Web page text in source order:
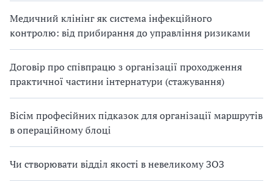
Медичний клінінг як система інфекційного
контролю: від прибирання до управління ризиками
Договір про співпрацю з організації проходження
практичної частини інтернатури (стажування)
Вісім професійних підказок для організації маршрутів
в операційному блоці
Чи створювати відділ якості в невеликому ЗОЗ